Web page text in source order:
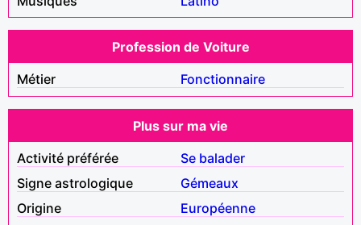
Profession de Voiture
Métier
Fonctionnaire
Plus sur ma vie
Activité préférée
Se balader
Signe astrologique
Gémeaux
Origine
Européenne